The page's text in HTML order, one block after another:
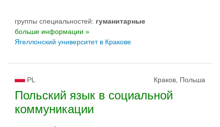
группы специальностей: гуманитарные
больше информации »
Ягеллонский университет в Кракове
PL Краков, Польша
Польский язык в социальной
коммуникации